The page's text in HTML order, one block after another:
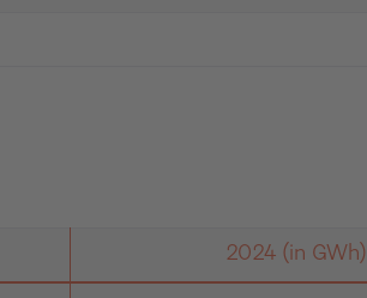
2024 (in GWh)